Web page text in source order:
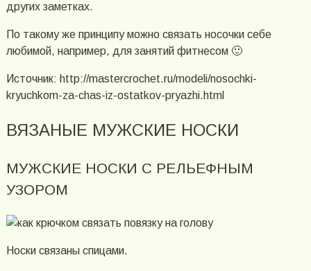
других заметках.
По такому же принципу можно связать носочки себе
любимой, например, для занятий фитнесом 🙂
Источник: http://mastercrochet.ru/modeli/nosochki-
kryuchkom-za-chas-iz-ostatkov-pryazhi.html
ВЯЗАНЫЕ МУЖСКИЕ НОСКИ
МУЖСКИЕ НОСКИ С РЕЛЬЕФНЫМ
УЗОРОМ
Носки связаны спицами.